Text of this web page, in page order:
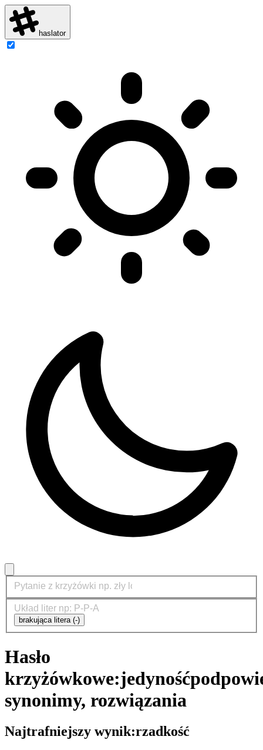
haslator
brakująca litera (-)
Hasło
krzyżówkowe:jedyność
synonimy, rozwiązania
Najtrafniejszy wynik:rzadkość